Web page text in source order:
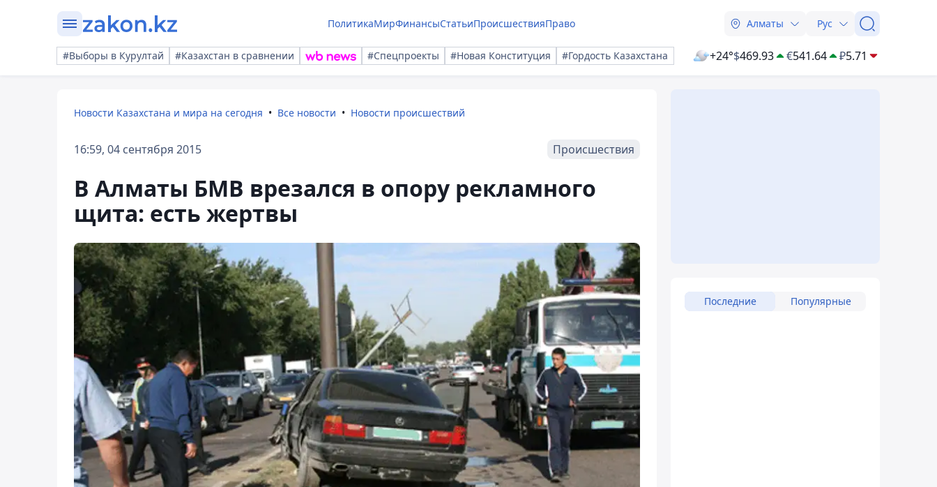
ПолитикаМирФинансыСтатьиПроисшествияПраво Алматы Рус
#Выборы в Курултай #Казахстан в сравнении #Спецпроекты #Новая Конституция #Гордость Казахстана +24°$469.93 €541.64 ₽5.71
Новости Казахстана и мира на сегодня Все новости Новости происшествий
16:59, 04 сентября 2015 Происшествия
В Алматы БМВ врезался в опору рекламного
щита: есть жертвы
Последние Популярные